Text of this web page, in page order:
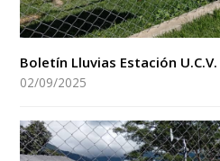
Boletín Lluvias Estación
02/09/2025